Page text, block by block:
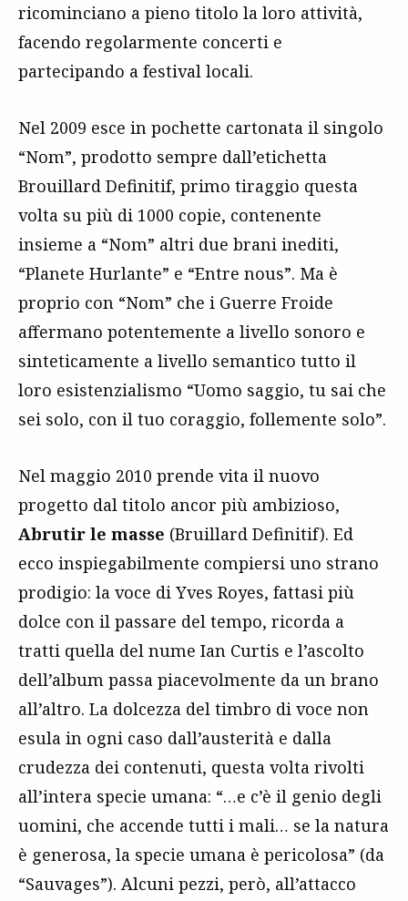
ricominciano a pieno titolo la loro attività,
facendo regolarmente concerti e
partecipando a festival locali.
Nel 2009 esce in pochette cartonata il singolo
“Nom”, prodotto sempre dall’etichetta
Brouillard Definitif, primo tiraggio questa
volta su più di 1000 copie, contenente
insieme a “Nom” altri due brani inediti,
“Planete Hurlante” e “Entre nous”. Ma è
proprio con “Nom” che i Guerre Froide
affermano potentemente a livello sonoro e
sinteticamente a livello semantico tutto il
loro esistenzialismo “Uomo saggio, tu sai che
sei solo, con il tuo coraggio, follemente solo”.
Nel maggio 2010 prende vita il nuovo
progetto dal titolo ancor più ambizioso,
Abrutir le masse (Bruillard Definitif). Ed
ecco inspiegabilmente compiersi uno strano
prodigio: la voce di Yves Royes, fattasi più
dolce con il passare del tempo, ricorda a
tratti quella del nume Ian Curtis e l’ascolto
dell’album passa piacevolmente da un brano
all’altro. La dolcezza del timbro di voce non
esula in ogni caso dall’austerità e dalla
crudezza dei contenuti, questa volta rivolti
all’intera specie umana: “…e c’è il genio degli
uomini, che accende tutti i mali… se la natura
è generosa, la specie umana è pericolosa” (da
“Sauvages”). Alcuni pezzi, però, all’attacco